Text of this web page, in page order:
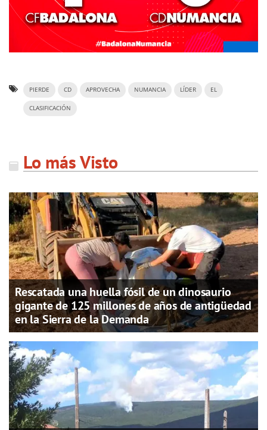
PIERDE CD APROVECHA NUMANCIA LÍDER EL
CLASIFICACIÓN
Lo más Visto
Rescatada una huella fósil de un dinosaurio
gigante de 125 millones de años de antigüedad
en la Sierra de la Demanda